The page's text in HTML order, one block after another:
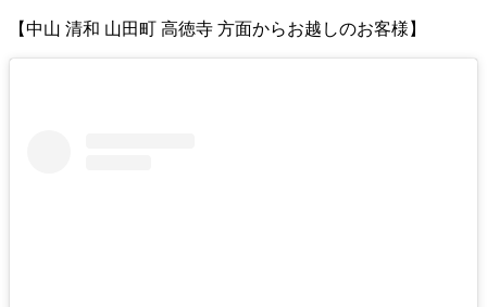
【中山 清和 山田町 高徳寺 方面からお越しのお客様】